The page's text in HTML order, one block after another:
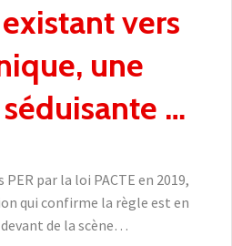
vers
une
…
par la loi PACTE en 2019,
qui confirme la règle est en
de la scène…